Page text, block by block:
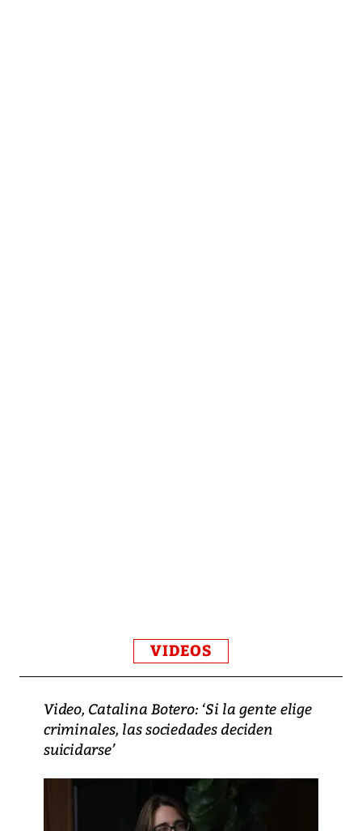
VIDEOS
Video, Catalina Botero: ‘Si la gente elige
criminales, las sociedades deciden
suicidarse’